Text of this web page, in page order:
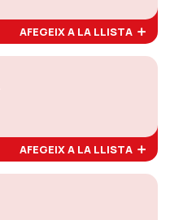
AFEGEIX A LA LLISTA
AFEGEIX A LA LLISTA